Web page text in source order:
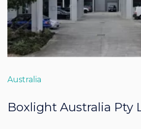
Australia
Boxlight Australia Pty